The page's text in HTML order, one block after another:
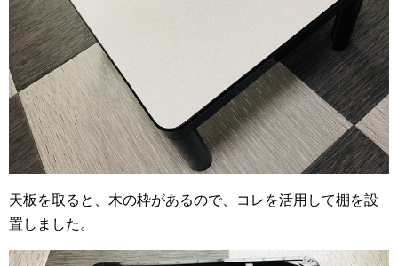
天板を取ると、木の枠があるので、コレを活用して棚を設
置しました。